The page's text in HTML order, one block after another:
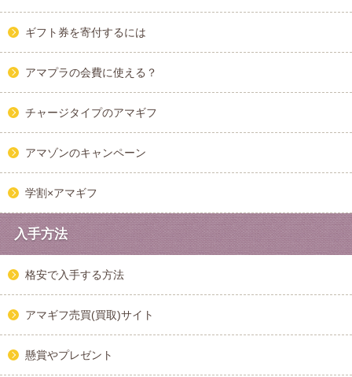
ギフト券を寄付するには
アマプラの会費に使える？
チャージタイプのアマギフ
アマゾンのキャンペーン
学割×アマギフ
入手方法
格安で入手する方法
アマギフ売買(買取)サイト
懸賞やプレゼント